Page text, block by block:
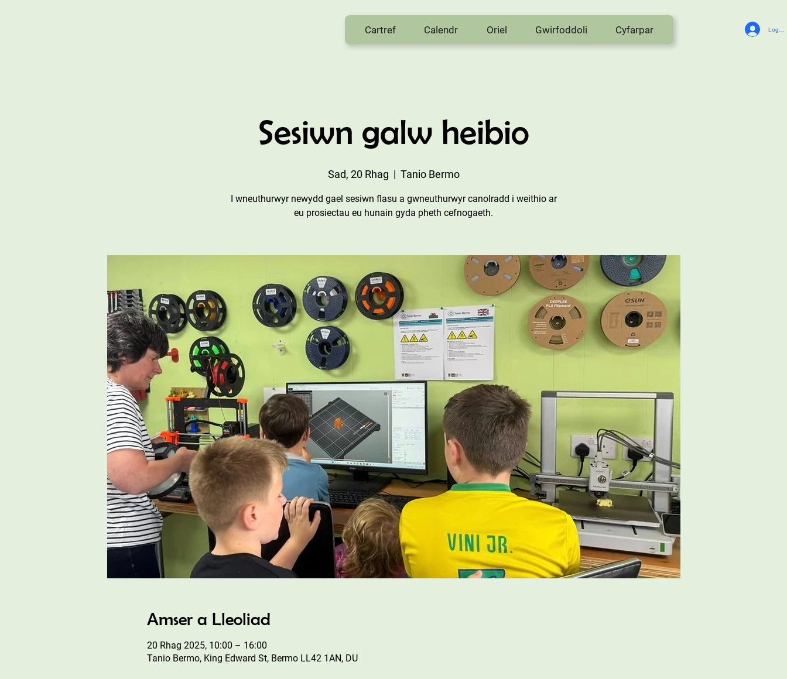
Cartref Calendr Oriel Gwirfoddoli Cyfarpar Log In
Sesiwn galw heibio
Sad, 20 Rhag
  |
Tanio Bermo
I wneuthurwyr newydd gael sesiwn flasu a gwneuthurwyr canolradd i weithio ar
eu prosiectau eu hunain gyda pheth cefnogaeth.
Amser a Lleoliad
20 Rhag 2025, 10:00 – 16:00
Tanio Bermo, King Edward St, Bermo LL42 1AN, DU